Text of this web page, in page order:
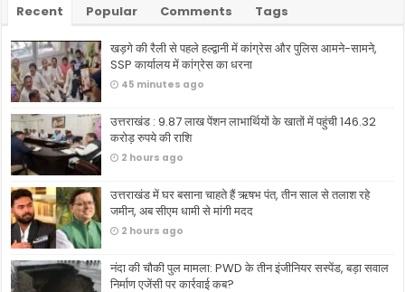
Recent Popular Comments Tags
खड़गे की रैली से पहले हल्द्वानी में कांग्रेस और पुलिस आमने-सामने,
SSP कार्यालय में कांग्रेस का धरना
45 minutes ago
उत्तराखंड : 9.87 लाख पेंशन लाभार्थियों के खातों में पहुंची 146.32
करोड़ रुपये की राशि
2 hours ago
उत्तराखंड में घर बसाना चाहते हैं ऋषभ पंत, तीन साल से तलाश रहे
जमीन, अब सीएम धामी से मांगी मदद
2 hours ago
नंदा की चौकी पुल मामला: PWD के तीन इंजीनियर सस्पेंड, बड़ा सवाल
निर्माण एजेंसी पर कार्रवाई कब?